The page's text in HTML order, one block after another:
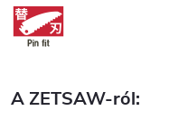
A ZETSAW-ról: